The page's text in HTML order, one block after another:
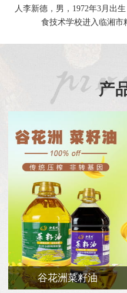
人李新德，男，1972年3月出
食技术学校进入临湘市
产
谷花洲菜籽油